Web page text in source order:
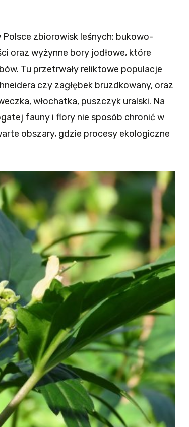
zbiorowisk leśnych: bukowo-
oraz wyżynne bory jodłowe, które
Tu przetrwały reliktowe populacje
czy zagłębek bruzdkowany, oraz
włochatka, puszczyk uralski. Na
fauny i flory nie sposób chronić w
obszary, gdzie procesy ekologiczne